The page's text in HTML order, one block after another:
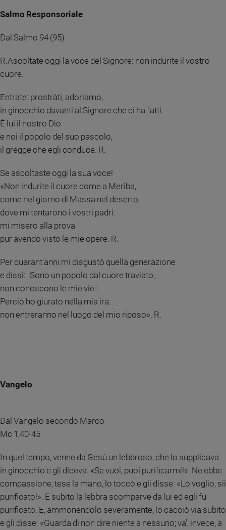
e
Costume
Cultura
e
spettacoli
2026
Cinema,
Tv
e
Musica
Arte
ed
educazione
Genitori
figli
Nonni
Coppia
Scuola
e
Riflessioni
Video
Podcast
Privacy
Salmo Responsoriale
Dal Salmo 94 (95)
R.Ascoltate oggi la voce del Signore: non indurite il vostro
cuore.
Entrate: prostràti, adoriamo,
in ginocchio davanti al Signore che ci ha fatti.
È lui il nostro Dio
e noi il popolo del suo pascolo,
il gregge che egli conduce. R.
Se ascoltaste oggi la sua voce!
«Non indurite il cuore come a Merìba,
come nel giorno di Massa nel deserto,
dove mi tentarono i vostri padri:
mi misero alla prova
pur avendo visto le mie opere. R.
Per quarant'anni mi disgustò quella generazione
e dissi: "Sono un popolo dal cuore traviato,
non conoscono le mie vie".
Perciò ho giurato nella mia ira:
non entreranno nel luogo del mio riposo». R.
Vangelo
Dal Vangelo secondo Marco
Mc 1,40-45
In quel tempo, venne da Gesù un lebbroso, che lo supplicava
in ginocchio e gli diceva: «Se vuoi, puoi purificarmi!». Ne ebbe
compassione, tese la mano, lo toccò e gli disse: «Lo voglio, sii
purificato!». E subito la lebbra scomparve da lui ed egli fu
purificato. E, ammonendolo severamente, lo cacciò via subito
e gli disse: «Guarda di non dire niente a nessuno; va', invece, a